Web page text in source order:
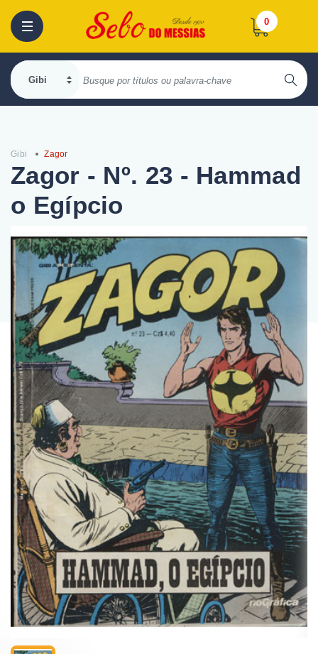
0
Gibi Zagor
Zagor - Nº. 23 - Hammad
o Egípcio